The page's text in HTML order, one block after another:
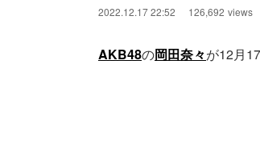
2022.12.17 22:52 126,692 views
AKB48の岡田奈々が12月